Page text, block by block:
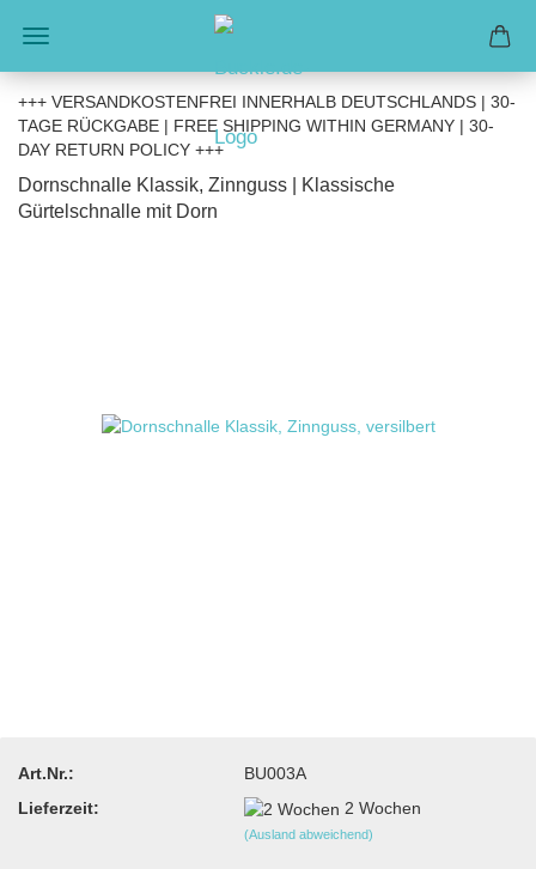
+++ VERSANDKOSTENFREI INNERHALB DEUTSCHLANDS | 30-
TAGE RÜCKGABE | FREE SHIPPING WITHIN GERMANY | 30-
DAY RETURN POLICY +++
Dornschnalle Klassik, Zinnguss | Klassische
Gürtelschnalle mit Dorn
Art.Nr.:
BU003A
Lieferzeit:
2 Wochen
(Ausland abweichend)